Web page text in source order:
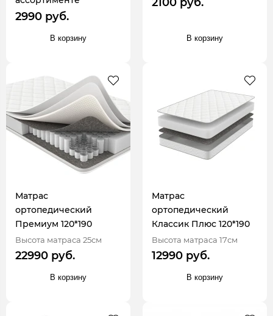
2990 руб.
В корзину В корзину
Матрас
ортопедический
Премиум 120*190
Высота матраса 25см
22990 руб.
В корзину
Матрас
ортопедический
Классик Плюс 120*190
Высота матраса 17см
12990 руб.
В корзину